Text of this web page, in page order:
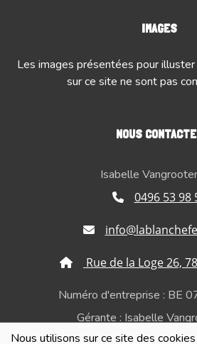
Nous utilisons sur ce site des
IMAGES
Les images présentées pour
sur ce site ne sont pas
NOUS
Isabelle
0496 53 98
Rue de la Loge 26,
Numéro d'entreprise : BE
Gérante : Isabelle